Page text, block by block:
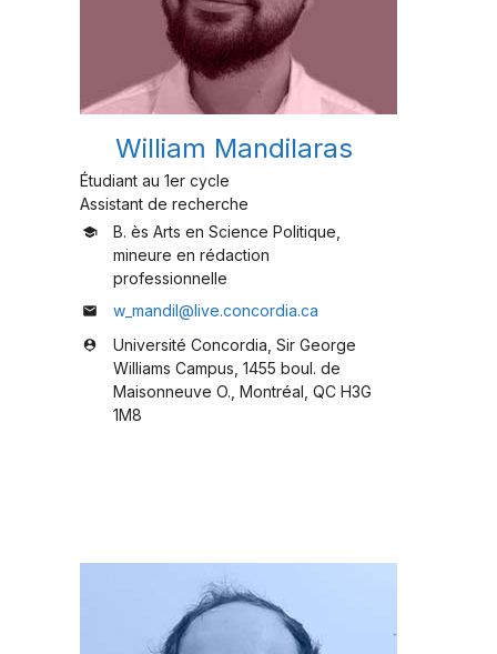
William Mandilaras
Étudiant au 1er cycle
Assistant de recherche
school
B. ès Arts en Science Politique,
mineure en rédaction
professionnelle
mail w_mandil@live.concordia.ca
person_pin
Université Concordia, Sir George
Williams Campus, 1455 boul. de
Maisonneuve O., Montréal, QC H3G
1M8